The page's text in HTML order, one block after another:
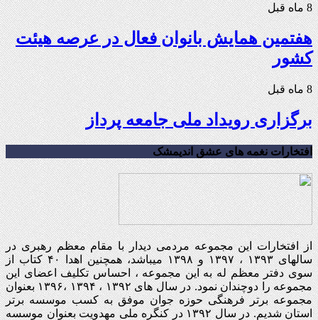
8 ماه قبل
هفتمین همایش بانوان فعال در عرصه‌ هیئت
کشور
8 ماه قبل
برگزاری رویداد ملی جامعه پرداز
افتخارات نغمه های عشق اندیمشک
از افتخارات این مجموعه مردمی دیدار با مقام معظم رهبری در
سالهای ۱۳۹۳ ، ۱۳۹۷ و ۱۳۹۸ میباشد، همچنین اهدا ۴۰ کتاب از
سوی دفتر معظم له به این مجموعه ، احساس تکلیف اعضای این
مجموعه را دوچندان نمود. در سال های ۱۳۹۲ ، ۱۳۹۴ ،۱۳۹۶ بعنوان
مجموعه برتر فرهنگی حوزه جوان موفق به کسب موسسه برتر
استان شدیم. در سال ۱۳۹۲ در کنگره ملی مهدویت بعنوان موسسه